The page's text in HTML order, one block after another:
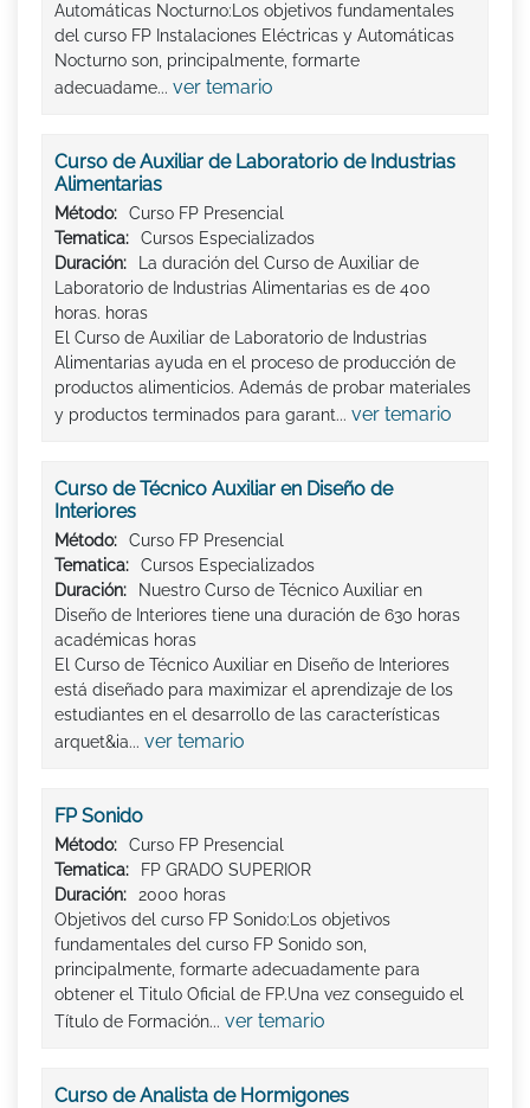
Automáticas Nocturno:Los objetivos fundamentales
del curso FP Instalaciones Eléctricas y Automáticas
Nocturno son, principalmente, formarte
adecuadame... ver temario
Curso de Auxiliar de Laboratorio de Industrias
Alimentarias
Método:
Curso FP Presencial
Tematica:
Cursos Especializados
Duración:
La duración del Curso de Auxiliar de
Laboratorio de Industrias Alimentarias es de 400
horas. horas
El Curso de Auxiliar de Laboratorio de Industrias
Alimentarias ayuda en el proceso de producción de
productos alimenticios. Además de probar materiales
y productos terminados para garant... ver temario
Curso de Técnico Auxiliar en Diseño de
Interiores
Método:
Curso FP Presencial
Tematica:
Cursos Especializados
Duración:
Nuestro Curso de Técnico Auxiliar en
Diseño de Interiores tiene una duración de 630 horas
académicas horas
El Curso de Técnico Auxiliar en Diseño de Interiores
está diseñado para maximizar el aprendizaje de los
estudiantes en el desarrollo de las características
arquet&ia... ver temario
FP Sonido
Método:
Curso FP Presencial
Tematica:
FP GRADO SUPERIOR
Duración:
2000 horas
Objetivos del curso FP Sonido:Los objetivos
fundamentales del curso FP Sonido son,
principalmente, formarte adecuadamente para
obtener el Titulo Oficial de FP.Una vez conseguido el
Título de Formación... ver temario
Curso de Analista de Hormigones